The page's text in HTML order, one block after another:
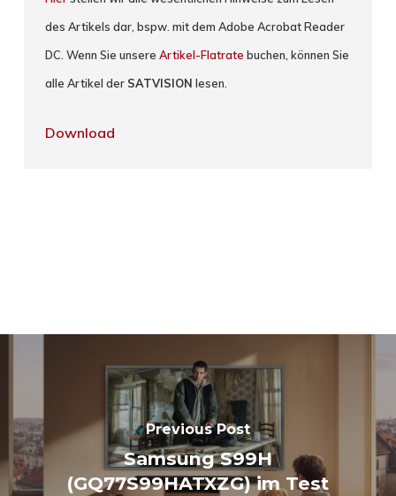
des Artikels dar, bspw. mit dem Adobe Acrobat Reader
DC. Wenn Sie unsereArtikel-Flatrate buchen, können Sie
alle Artikel der SATVISION lesen.
Download
Previous Post
Samsung S99H
(GQ77S99HATXZG) im Test